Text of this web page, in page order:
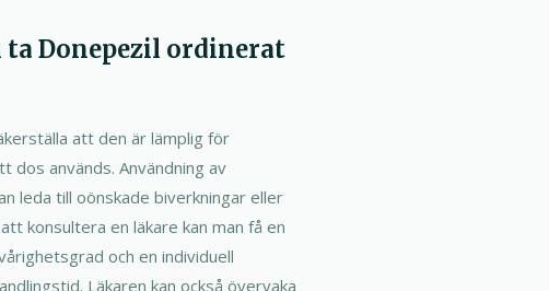
Donepezil ordinerat
att den är lämplig för
används. Användning av
leda till oönskade biverkningar eller
konsultera en läkare kan man få en
och en individuell
Läkaren kan också övervaka